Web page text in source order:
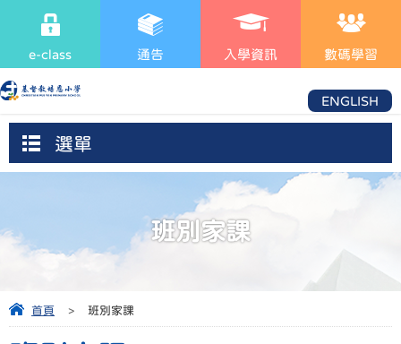
e-class 通告 入學資訊 數碼學習
ENGLISH
選單
班別家課
首頁 > 班別家課